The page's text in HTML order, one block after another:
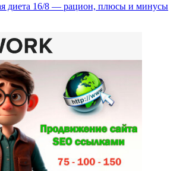
диета 16/8 — рацион, плюсы и минусы